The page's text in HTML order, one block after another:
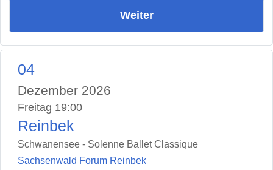
Weiter
04
Dezember 2026
Freitag 19:00
Reinbek
Schwanensee - Solenne Ballet Classique
Sachsenwald Forum Reinbek